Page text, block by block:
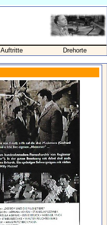
Auftritte Drehorte